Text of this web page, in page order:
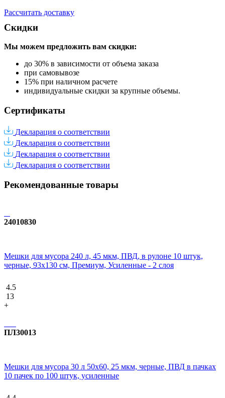
Рассчитать доставку
Скидки
Мы можем предложить вам скидки:
до 30% в зависимости от объема заказа
при самовывозе
15% при наличном расчете
индивидуальные скидки за крупные объемы.
Сертификаты
Декларация о соответствии
Декларация о соответствии
Декларация о соответствии
Декларация о соответствии
Рекомендованные товары
24010830
Мешки для мусора 240 л, 45 мкм, ПВД, в рулоне 10 штук,
черные, 93x130 см, Премиум, Усиленные - 2 слоя
4.5
13
+
ПЛ30013
Мешки для мусора 30 л 50х60, 25 мкм, черные, ПВД в пачках
10 пачек по 100 штук, усиленные